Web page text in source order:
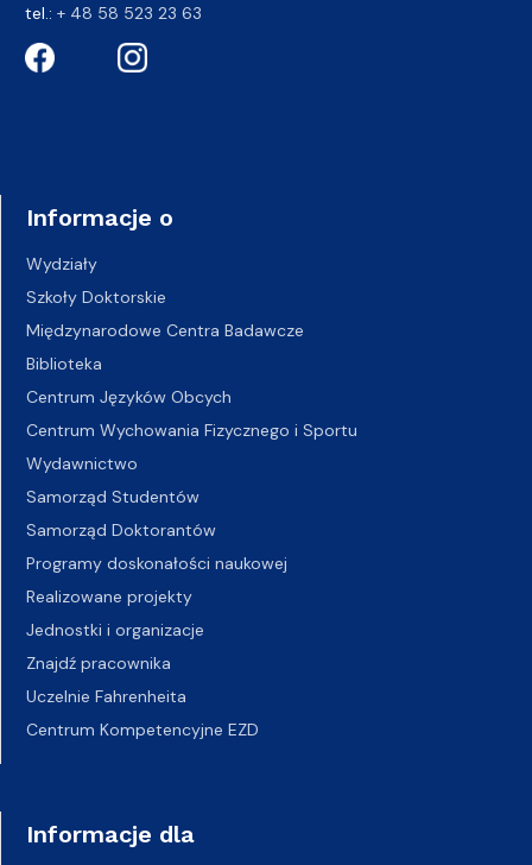
tel.: + 48 58 523 23 63
Informacje o
Wydziały
Szkoły Doktorskie
Międzynarodowe Centra Badawcze
Biblioteka
Centrum Języków Obcych
Centrum Wychowania Fizycznego i Sportu
Wydawnictwo
Samorząd Studentów
Samorząd Doktorantów
Programy doskonałości naukowej
Realizowane projekty
Jednostki i organizacje
Znajdź pracownika
Uczelnie Fahrenheita
Centrum Kompetencyjne EZD
Informacje dla